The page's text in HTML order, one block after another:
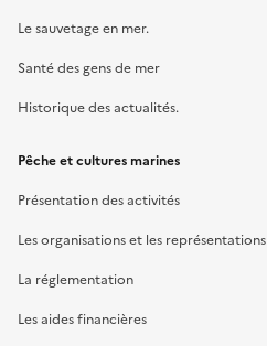
Le sauvetage en mer.
Santé des gens de mer
Historique des actualités.
Pêche et cultures marines
Présentation des activités
Les organisations et les
La réglementation
Les aides financières